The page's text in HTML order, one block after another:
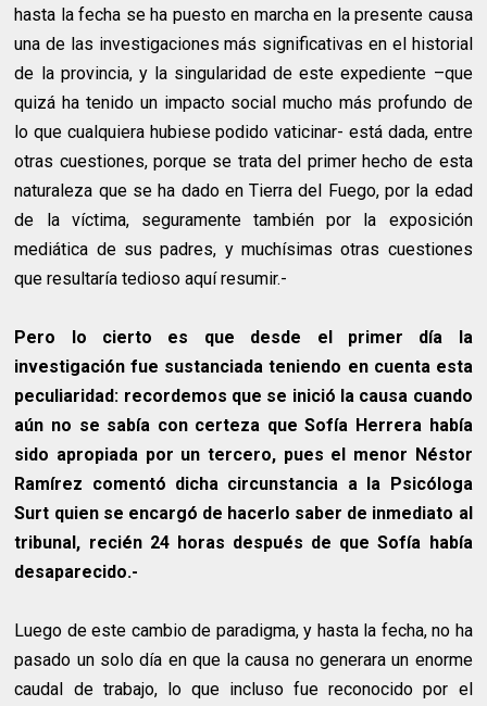
hasta la fecha se ha puesto en marcha en la presente causa
una de las investigaciones más significativas en el historial
de la provincia, y la singularidad de este expediente –que
quizá ha tenido un impacto social mucho más profundo de
lo que cualquiera hubiese podido vaticinar- está dada, entre
otras cuestiones, porque se trata del primer hecho de esta
naturaleza que se ha dado en Tierra del Fuego, por la edad
de la víctima, seguramente también por la exposición
mediática de sus padres, y muchísimas otras cuestiones
que resultaría tedioso aquí resumir.-
Pero lo cierto es que desde el primer día la
investigación fue sustanciada teniendo en cuenta esta
peculiaridad: recordemos que se inició la causa cuando
aún no se sabía con certeza que Sofía Herrera había
sido apropiada por un tercero, pues el menor Néstor
Ramírez comentó dicha circunstancia a la Psicóloga
Surt quien se encargó de hacerlo saber de inmediato al
tribunal, recién 24 horas después de que Sofía había
desaparecido.-
Luego de este cambio de paradigma, y hasta la fecha, no ha
pasado un solo día en que la causa no generara un enorme
caudal de trabajo, lo que incluso fue reconocido por el